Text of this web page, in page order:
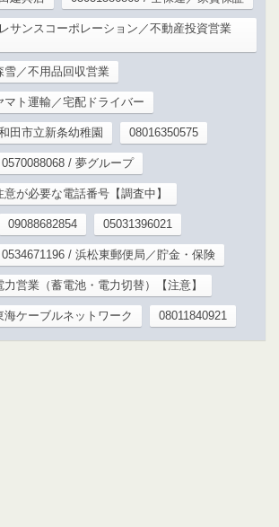
サンスコーポレーション／不動産投資営業
雪／不用品回収営業
マト運輸／宅配ドライバー
田市立新条幼稚園 08016350575
0570088068 / 夢グループ
が必要な電話番号【調査中】
09088682854 05031396021
0534671196 / 浜松東郵便局／貯金・保険
営業（蓄電池・電力切替）【注意】
海ケーブルネットワーク 08011840921